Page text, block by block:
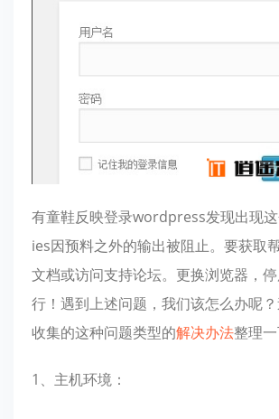
有童鞋反映登录wordpress发现出现
ies因预料之外的输出被阻止。要获取
文档或访问支持论坛。更换浏览器，
行！遇到上述问题，我们该怎么办呢
收集的这种问题类型的解决办法整理一
1、主机环境：